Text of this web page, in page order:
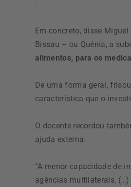
Em concreto, disse
Bissau – ou Quénia, a
alimentos, para os
De uma forma geral,
característica que o
O docente recordou
ajuda externa.
“A menor capacidade de
agências multilaterais, (…)